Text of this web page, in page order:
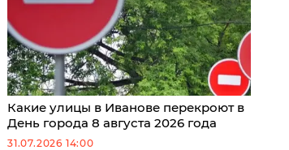
Какие улицы в Иванове перекроют в
День города 8 августа 2026 года
31.07.2026 14:00